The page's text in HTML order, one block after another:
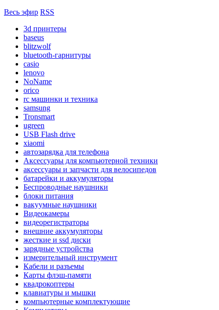
Весь эфир RSS
3d принтеры
baseus
blitzwolf
bluetooth-гарнитуры
casio
lenovo
NoName
orico
rc машинки и техника
samsung
Tronsmart
ugreen
USB Flash drive
xiaomi
автозарядка для телефона
Аксессуары для компьютерной техники
аксессуары и запчасти для велосипедов
батарейки и аккумуляторы
Беспроводные наушники
блоки питания
вакуумные наушники
Видеокамеры
видеорегистраторы
внешние аккумуляторы
жесткие и ssd диски
зарядные устройства
измерительный инструмент
Кабели и разъемы
Карты флэш-памяти
квадрокоптеры
клавиатуры и мышки
компьютерные комплектующие